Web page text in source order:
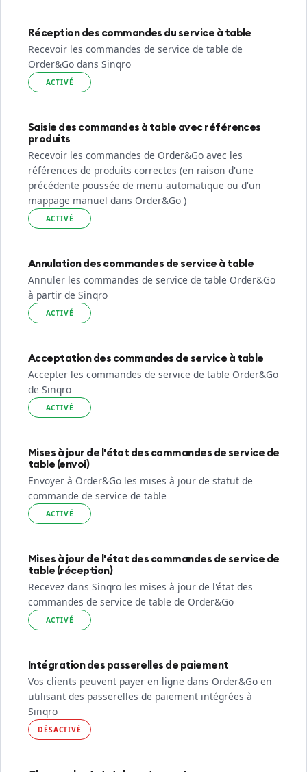
Réception des commandes du service à table
Recevoir les commandes de service de table de
Order&Go dans Sinqro
ACTIVÉ
Saisie des commandes à table avec références
produits
Recevoir les commandes de Order&Go avec les
références de produits correctes (en raison d'une
précédente poussée de menu automatique ou d'un
mappage manuel dans Order&Go )
ACTIVÉ
Annulation des commandes de service à table
Annuler les commandes de service de table Order&Go
à partir de Sinqro
ACTIVÉ
Acceptation des commandes de service à table
Accepter les commandes de service de table Order&Go
de Sinqro
ACTIVÉ
Mises à jour de l'état des commandes de service de
table (envoi)
Envoyer à Order&Go les mises à jour de statut de
commande de service de table
ACTIVÉ
Mises à jour de l'état des commandes de service de
table (réception)
Recevez dans Sinqro les mises à jour de l'état des
commandes de service de table de Order&Go
ACTIVÉ
Intégration des passerelles de paiement
Vos clients peuvent payer en ligne dans Order&Go en
utilisant des passerelles de paiement intégrées à
Sinqro
DÉSACTIVÉ